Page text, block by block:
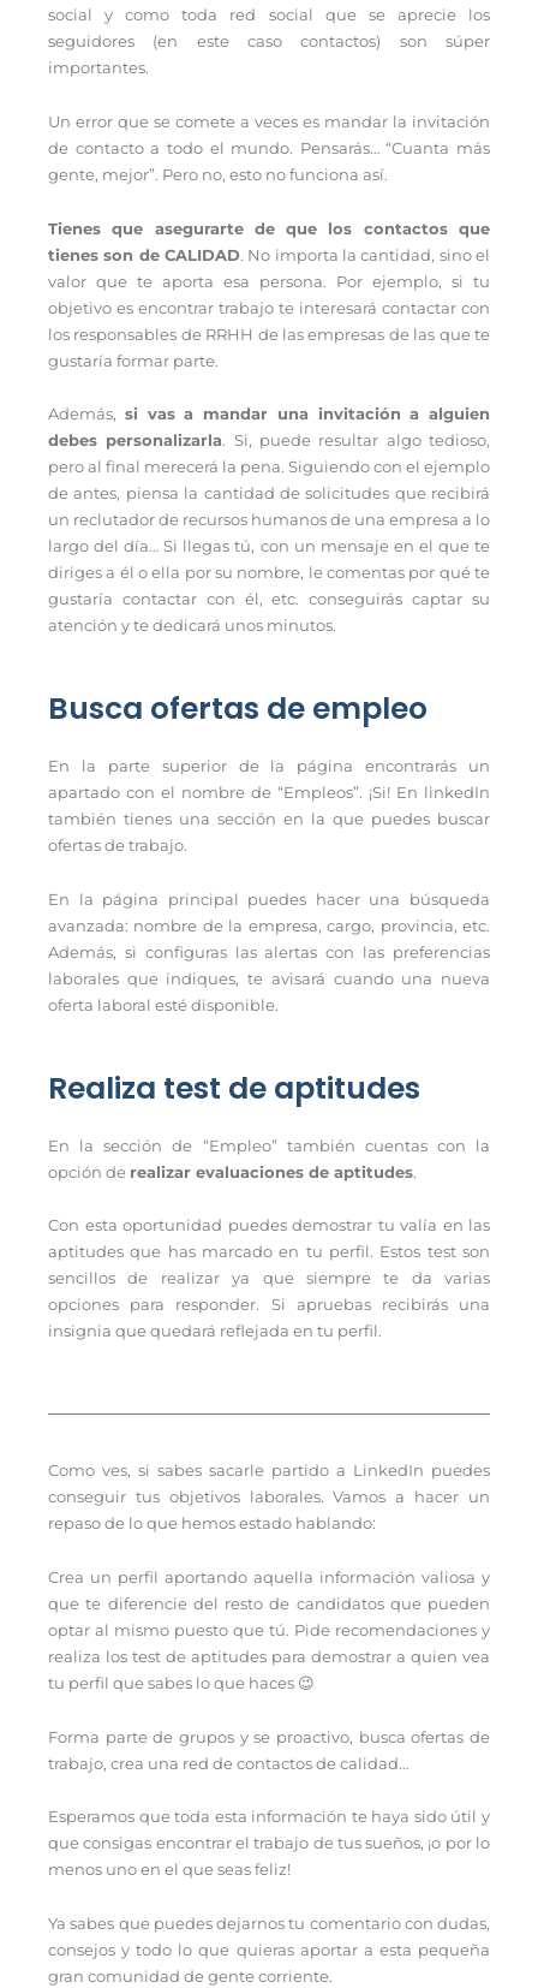
social y como toda red social que se aprecie los
seguidores (en este caso contactos) son súper
importantes.
Un error que se comete a veces es mandar la invitación
de contacto a todo el mundo. Pensarás… “Cuanta más
gente, mejor”. Pero no, esto no funciona así.
Tienes que asegurarte de que los contactos que
tienes son de CALIDAD. No importa la cantidad, sino el
valor que te aporta esa persona. Por ejemplo, si tu
objetivo es encontrar trabajo te interesará contactar con
los responsables de RRHH de las empresas de las que te
gustaría formar parte.
Además, si vas a mandar una invitación a alguien
debes personalizarla. Si, puede resultar algo tedioso,
pero al final merecerá la pena. Siguiendo con el ejemplo
de antes, piensa la cantidad de solicitudes que recibirá
un reclutador de recursos humanos de una empresa a lo
largo del día… Si llegas tú, con un mensaje en el que te
diriges a él o ella por su nombre, le comentas por qué te
gustaría contactar con él, etc. conseguirás captar su
atención y te dedicará unos minutos.
Busca ofertas de empleo
En la parte superior de la página encontrarás un
apartado con el nombre de “Empleos”. ¡Si! En linkedIn
también tienes una sección en la que puedes buscar
ofertas de trabajo.
En la página principal puedes hacer una búsqueda
avanzada: nombre de la empresa, cargo, provincia, etc.
Además, si configuras las alertas con las preferencias
laborales que indiques, te avisará cuando una nueva
oferta laboral esté disponible.
Realiza test de aptitudes
En la sección de “Empleo” también cuentas con la
opción de realizar evaluaciones de aptitudes.
Con esta oportunidad puedes demostrar tu valía en las
aptitudes que has marcado en tu perfil. Estos test son
sencillos de realizar ya que siempre te da varias
opciones para responder. Si apruebas recibirás una
insignia que quedará reflejada en tu perfil.
Como ves, si sabes sacarle partido a LinkedIn puedes
conseguir tus objetivos laborales. Vamos a hacer un
repaso de lo que hemos estado hablando:
Crea un perfil aportando aquella información valiosa y
que te diferencie del resto de candidatos que pueden
optar al mismo puesto que tú. Pide recomendaciones y
realiza los test de aptitudes para demostrar a quien vea
tu perfil que sabes lo que haces 😉
Forma parte de grupos y se proactivo, busca ofertas de
trabajo, crea una red de contactos de calidad…
Esperamos que toda esta información te haya sido útil y
que consigas encontrar el trabajo de tus sueños, ¡o por lo
menos uno en el que seas feliz!
Ya sabes que puedes dejarnos tu comentario con dudas,
consejos y todo lo que quieras aportar a esta pequeña
gran comunidad de gente corriente.